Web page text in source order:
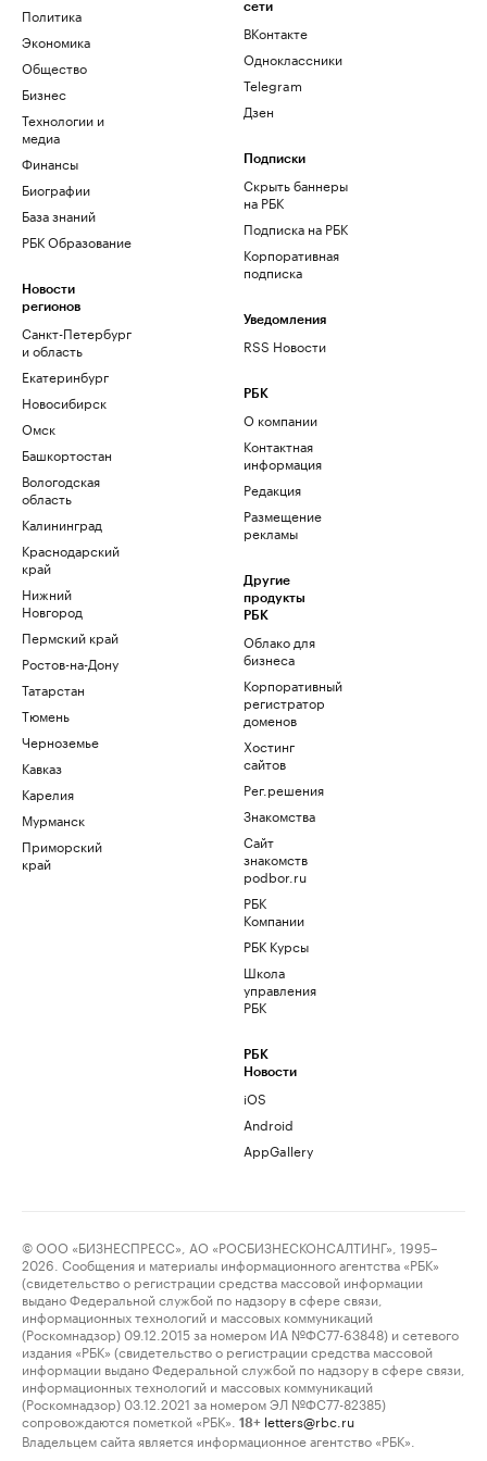
Политика
Экономика
Общество
Бизнес
Технологии и
медиа
Финансы
Биографии
База знаний
РБК Образование
Новости
регионов
Санкт-Петербург
и область
Екатеринбург
Новосибирск
Омск
Башкортостан
Вологодская
область
Калининград
Краснодарский
край
Нижний
Новгород
Пермский край
Ростов-на-Дону
Татарстан
Тюмень
Черноземье
Кавказ
Карелия
Мурманск
Приморский
край
сети
ВКонтакте
Одноклассники
Telegram
Дзен
Подписки
Скрыть баннеры
на РБК
Подписка на РБК
Корпоративная
подписка
Уведомления
RSS Новости
РБК
О компании
Контактная
информация
Редакция
Размещение
рекламы
Другие
продукты
РБК
Облако для
бизнеса
Корпоративный
регистратор
доменов
Хостинг
сайтов
Рег.решения
Знакомства
Сайт
знакомств
podbor.ru
РБК
Компании
РБК Курсы
Школа
управления
РБК
РБК
Новости
iOS
Android
AppGallery
© ООО «БИЗНЕСПРЕСС», АО «РОСБИЗНЕСКОНСАЛТИНГ», 1995–
2026. Сообщения и материалы информационного агентства «РБК»
(свидетельство о регистрации средства массовой информации
выдано Федеральной службой по надзору в сфере связи,
информационных технологий и массовых коммуникаций
(Роскомнадзор) 09.12.2015 за номером ИА №ФС77-63848) и сетевого
издания «РБК» (свидетельство о регистрации средства массовой
информации выдано Федеральной службой по надзору в сфере связи,
информационных технологий и массовых коммуникаций
(Роскомнадзор) 03.12.2021 за номером ЭЛ №ФС77-82385)
сопровождаются пометкой «РБК».
18+ letters@rbc.ru
Владельцем сайта является информационное агентство «РБК».